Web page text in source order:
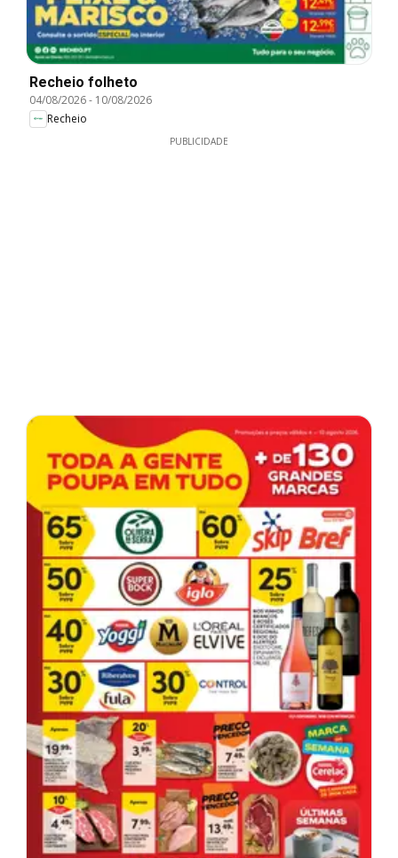
Recheio folheto
04/08/2026- 10/08/2026
Recheio
PUBLICIDADE